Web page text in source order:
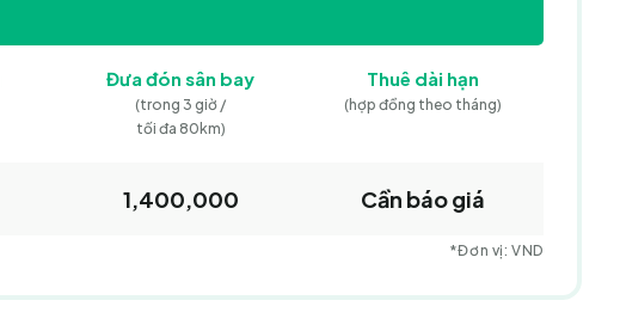
Đưa đón sân bay
(trong 3 giờ /
tối đa 80km)
Thuê dài hạn
(hợp đồng theo tháng)
1,400,000 Cần báo giá
*Đơn vị: VND